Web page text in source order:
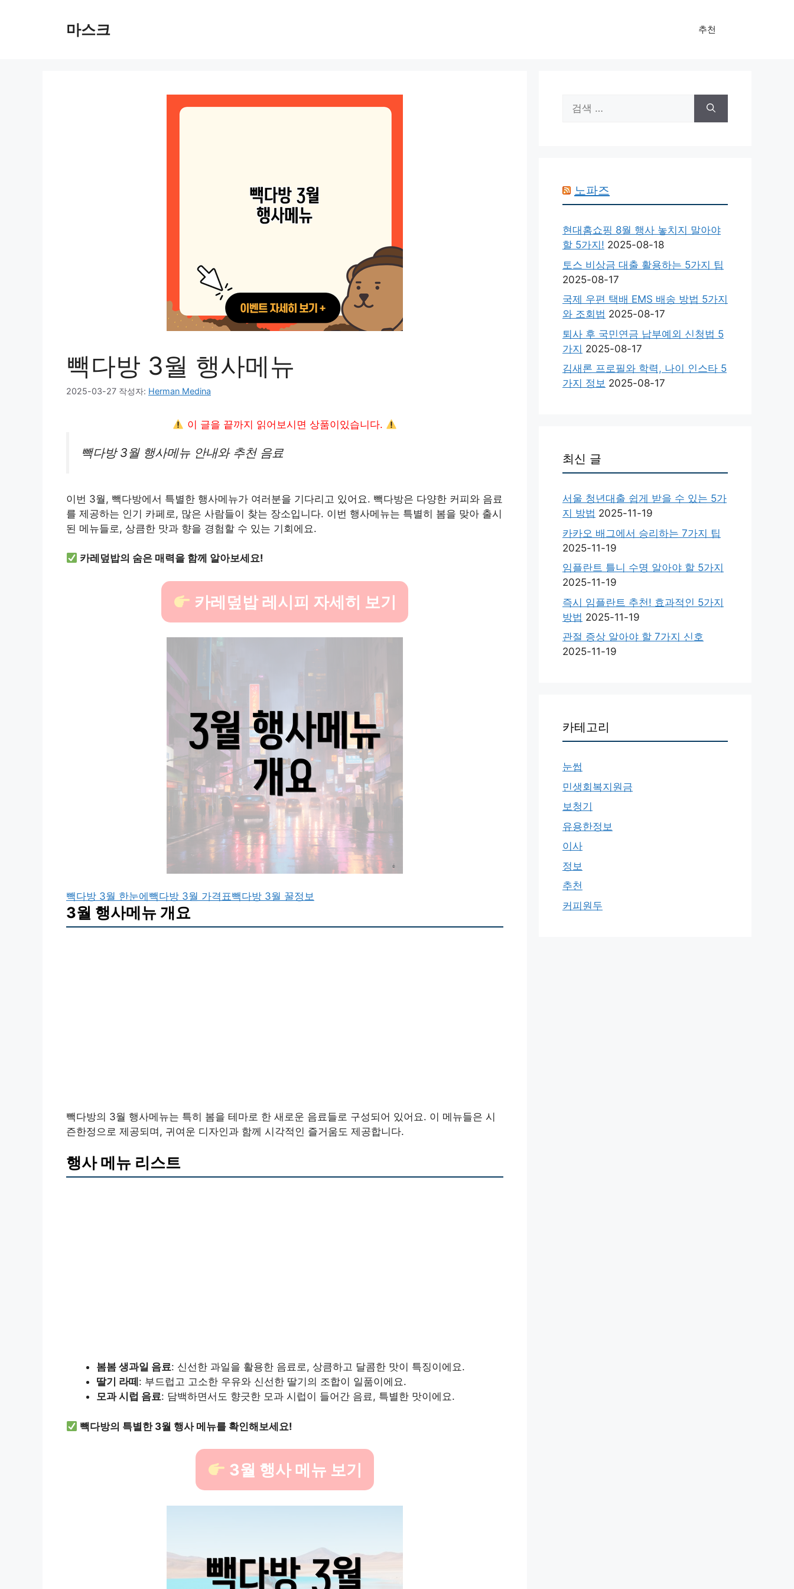
마스크 추천
빽다방 3월 행사메뉴
2025-03-27 작성자: Herman Medina
이 글을 끝까지 읽어보시면 상품이있습니다.
빽다방 3월 행사메뉴 안내와 추천 음료
이번 3월, 빽다방에서 특별한 행사메뉴가 여러분을 기다리고 있어요. 빽다방은 다양한 커피와 음료
를 제공하는 인기 카페로, 많은 사람들이 찾는 장소입니다. 이번 행사메뉴는 특별히 봄을 맞아 출시
된 메뉴들로, 상큼한 맛과 향을 경험할 수 있는 기회에요.
카레덮밥의 숨은 매력을 함께 알아보세요!
카레덮밥 레시피 자세히 보기
빽다방 3월 한눈에빽다방 3월 가격표빽다방 3월 꿀정보
3월 행사메뉴 개요
빽다방의 3월 행사메뉴는 특히 봄을 테마로 한 새로운 음료들로 구성되어 있어요. 이 메뉴들은 시
즌한정으로 제공되며, 귀여운 디자인과 함께 시각적인 즐거움도 제공합니다.
행사 메뉴 리스트
봄봄 생과일 음료: 신선한 과일을 활용한 음료로, 상큼하고 달콤한 맛이 특징이에요.
딸기 라떼 : 부드럽고 고소한 우유와 신선한 딸기의 조합이 일품이에요.
모과 시럽 음료: 담백하면서도 향긋한 모과 시럽이 들어간 음료, 특별한 맛이에요.
빽다방의 특별한 3월 행사 메뉴를 확인해보세요!
3월 행사 메뉴 보기
색:
노파즈
현대홈쇼핑 8월 행사 놓치지 말아야
할 5가지! 2025-08-18
토스 비상금 대출 활용하는 5가지 팁
2025-08-17
국제 우편 택배 EMS 배송 방법 5가지
와 조회법 2025-08-17
퇴사 후 국민연금 납부예외 신청법 5
가지 2025-08-17
김새론 프로필와 학력, 나이 인스타 5
가지 정보 2025-08-17
최신 글
서울 청년대출 쉽게 받을 수 있는 5가
지 방법 2025-11-19
카카오 배그에서 승리하는 7가지 팁
2025-11-19
임플란트 틀니 수명 알아야 할 5가지
2025-11-19
즉시 임플란트 추천! 효과적인 5가지
방법 2025-11-19
관절 증상 알아야 할 7가지 신호
2025-11-19
카테고리
눈썹
민생회복지원금
보청기
유용한정보
이사
정보
추천
커피원두